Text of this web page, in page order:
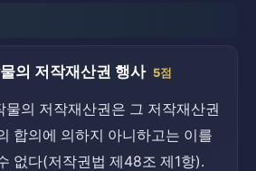
의 저작재산권 행사 5점
물의 저작재산권은 그 저작재산권
합의에 의하지 아니하고는 이를
없다(저작권법 제48조 제1항).